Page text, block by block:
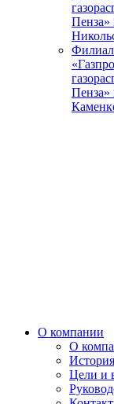
Пенза»
Пенза»
О компании
О
Цели и